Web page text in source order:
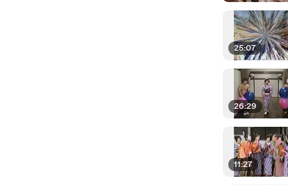
25:07
26:29
11:27